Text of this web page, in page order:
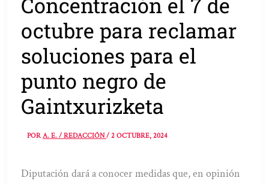
octubre para reclamar
soluciones para el
punto negro de
Gaintxurizketa
PORA. E. / REDACCIÓN/2 OCTUBRE, 2024
Diputación dará a conocer medidas que, en opinión